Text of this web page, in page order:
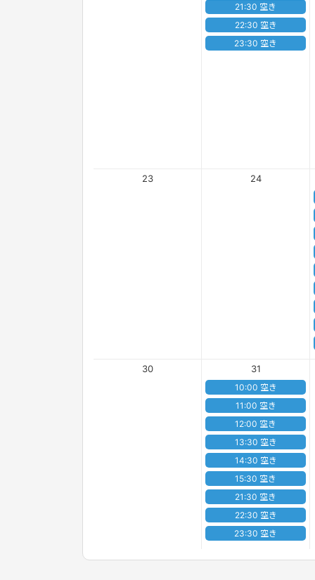
21:30 空き
22:30 空き
23:30 空き
23 24
30 31
10:00 空き
11:00 空き
12:00 空き
13:30 空き
14:30 空き
15:30 空き
21:30 空き
22:30 空き
23:30 空き